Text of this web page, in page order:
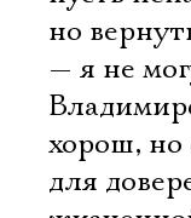
но
— я не
хорош,
для